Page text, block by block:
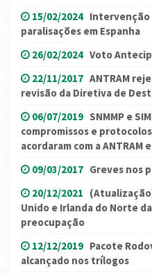
15/02/2024 Intervenção
paralisações em Espanha
26/02/2024 Voto
22/11/2017 ANTRAM
revisão da Diretiva de
06/07/2019 SNMMP e
compromissos e
acordaram com a ANTRAM
09/03/2017 Greves nos
20/12/2021
Unido e Irlanda do Norte
preocupação
12/12/2019 Pacote
alcançado nos trílogos